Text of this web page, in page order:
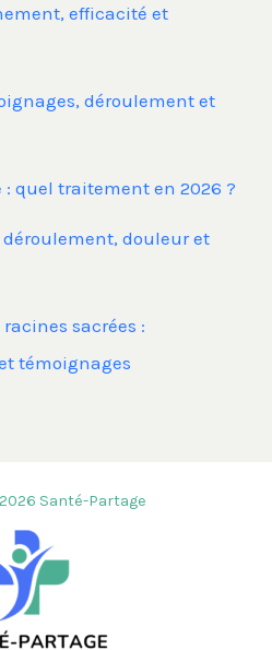
efficacité et
déroulement et
quel traitement en 2026 ?
douleur et
sacrées :
témoignages
Santé-Partage